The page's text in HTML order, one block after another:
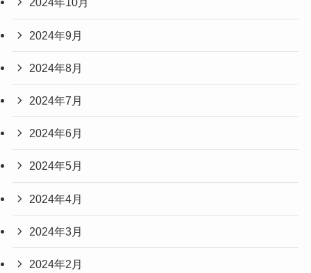
2024年9月
2024年8月
2024年7月
2024年6月
2024年5月
2024年4月
2024年3月
2024年2月